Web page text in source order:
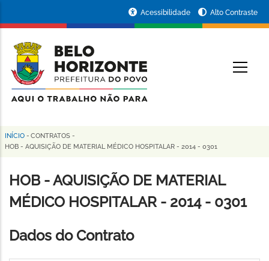
conteúdo
principal
da
Prefeitura
de
Horizonte
Acessibilidade Alto Contraste
Trilha
navegação
INÍCIO - CONTRATOS -
HOB - AQUISIÇÃO DE MATERIAL MÉDICO HOSPITALAR - 2014 - 0301
HOB - AQUISIÇÃO DE MATERIAL
MÉDICO HOSPITALAR - 2014 - 0301
Dados do Contrato